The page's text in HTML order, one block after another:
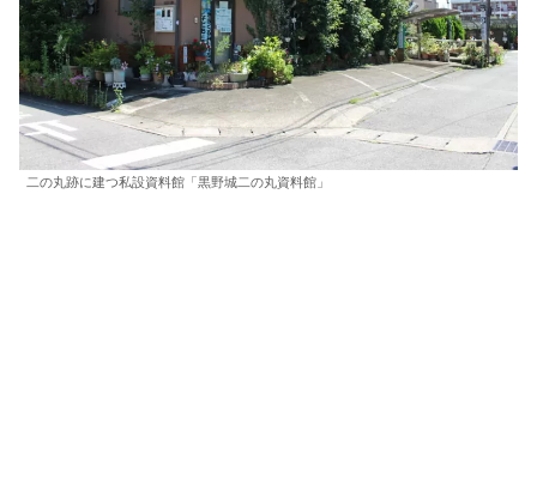
二の丸跡に建つ私設資料館「黒野城二の丸資料館」